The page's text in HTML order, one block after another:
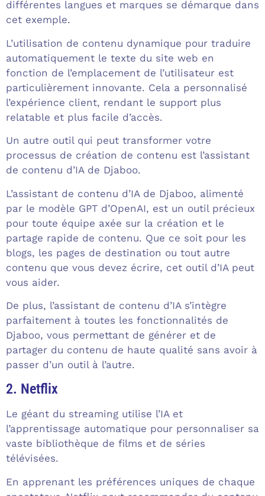
différentes langues et marques se démarque dans
cet exemple.
L’utilisation de contenu dynamique pour traduire
automatiquement le texte du site web en
fonction de l’emplacement de l’utilisateur est
particulièrement innovante. Cela a personnalisé
l’expérience client, rendant le support plus
relatable et plus facile d’accès.
Un autre outil qui peut transformer votre
processus de création de contenu est l’assistant
de contenu d’IA de Djaboo.
L’assistant de contenu d’IA de Djaboo, alimenté
par le modèle GPT d’OpenAI, est un outil précieux
pour toute équipe axée sur la création et le
partage rapide de contenu. Que ce soit pour les
blogs, les pages de destination ou tout autre
contenu que vous devez écrire, cet outil d’IA peut
vous aider.
De plus, l’assistant de contenu d’IA s’intègre
parfaitement à toutes les fonctionnalités de
Djaboo, vous permettant de générer et de
partager du contenu de haute qualité sans avoir à
passer d’un outil à l’autre.
2. Netflix
Le géant du streaming utilise l’IA et
l’apprentissage automatique pour personnaliser sa
vaste bibliothèque de films et de séries
télévisées.
En apprenant les préférences uniques de chaque